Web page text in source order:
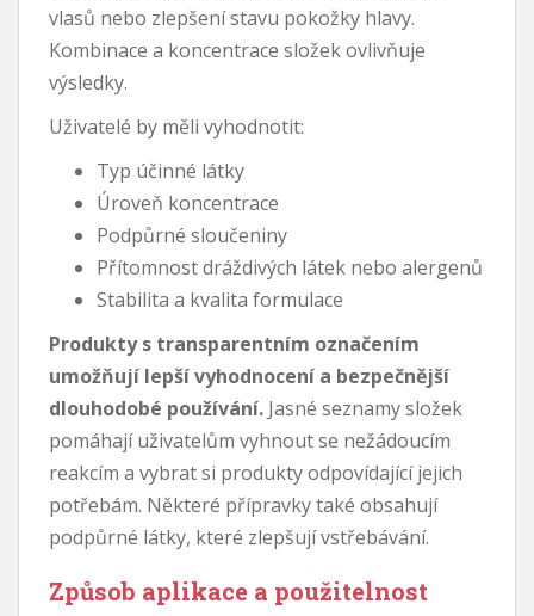
vlasů nebo zlepšení stavu pokožky hlavy.
Kombinace a koncentrace složek ovlivňuje
výsledky.
Uživatelé by měli vyhodnotit:
Typ účinné látky
Úroveň koncentrace
Podpůrné sloučeniny
Přítomnost dráždivých látek nebo alergenů
Stabilita a kvalita formulace
Produkty s transparentním označením
umožňují lepší vyhodnocení a bezpečnější
dlouhodobé používání. Jasné seznamy složek
pomáhají uživatelům vyhnout se nežádoucím
reakcím a vybrat si produkty odpovídající jejich
potřebám. Některé přípravky také obsahují
podpůrné látky, které zlepšují vstřebávání.
Způsob aplikace a použitelnost